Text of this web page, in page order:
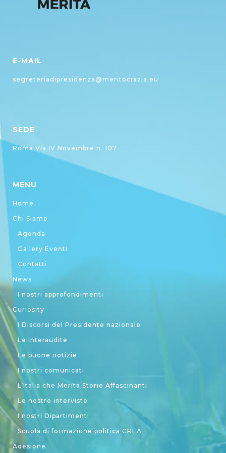
E-MAIL
segreteriadipresidenza@meritocrazia.eu
SEDE
Roma Via IV Novembre n. 107
MENU
Home
Chi Siamo
Agenda
Gallery Eventi
Contatti
News
I nostri approfondimenti
Curiosity
I Discorsi del Presidente nazionale
Le Interaudite
Le buone notizie
I nostri comunicati
L’Italia che Merita Storie Affascinanti
Le nostre interviste
I nostri Dipartimenti
Scuola di formazione politica CREA
Adesione